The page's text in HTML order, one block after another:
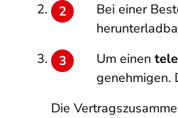
Bei einer
Um einen
genehmigen.
Die